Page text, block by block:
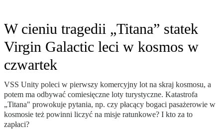
W cieniu tragedii „Titana” statek
Virgin Galactic leci w kosmos w
czwartek
VSS Unity poleci w pierwszy komercyjny lot na skraj kosmosu, a
potem ma odbywać comiesięczne loty turystyczne. Katastrofa
„Titana" prowokuje pytania, np. czy płacący bogaci pasażerowie w
kosmosie też powinni liczyć na misje ratunkowe? I kto za to
zapłaci?